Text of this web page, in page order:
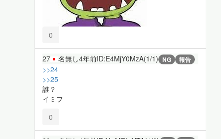
0
27 名無し4年前ID:E4MjY0MzA(1/1) NG 報告
>>24
>>25
誰？
イミフ
0